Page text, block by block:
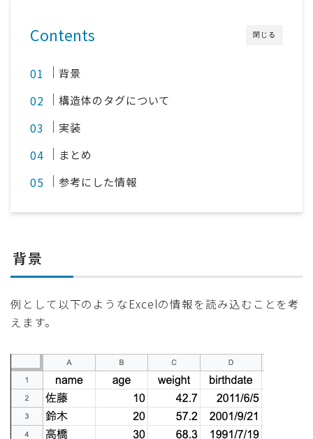
閉じる
Contents
背景
構造体のタグについて
実装
まとめ
参考にした情報
背景
例として以下のようなExcelの情報を読み込むことを考
えます。